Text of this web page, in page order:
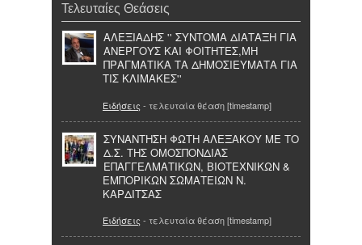
Τελευταίες Θεάσεις
ΑΛΕΞΙΑΔΗΣ '' ΣΥΝΤΟΜΑ ΔΙΑΤΑΞΗ ΓΙΑ
ΑΝΕΡΓΟΥΣ ΚΑΙ ΦΟΙΤΗΤΕΣ,ΜΗ
ΠΡΑΓΜΑΤΙΚΑ ΤΑ ΔΗΜΟΣΙΕΥΜΑΤΑ ΓΙΑ
ΤΙΣ ΚΛΙΜΑΚΕΣ''
Ειδήσεις - τελευταία θέαση [timestamp]
ΣΥΝΑΝΤΗΣΗ ΦΩΤΗ ΑΛΕΞΑΚΟΥ ΜΕ ΤΟ
Δ.Σ. ΤΗΣ ΟΜΟΣΠΟΝΔΙΑΣ
ΕΠΑΓΓΕΛΜΑΤΙΚΩΝ, ΒΙΟΤΕΧΝΙΚΩΝ &
ΕΜΠΟΡΙΚΩΝ ΣΩΜΑΤΕΙΩΝ Ν.
ΚΑΡΔΙΤΣΑΣ
Ειδήσεις - τελευταία θέαση [timestamp]